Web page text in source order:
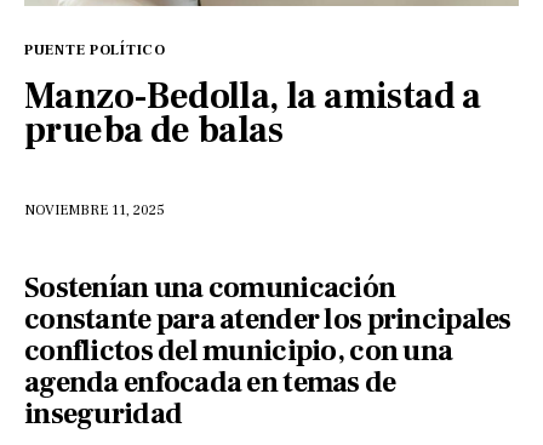
PUENTE POLÍTICO
Manzo-Bedolla, la amistad a
prueba de balas
NOVIEMBRE 11, 2025
Sostenían una comunicación
constante para atender los principales
conflictos del municipio, con una
agenda enfocada en temas de
inseguridad